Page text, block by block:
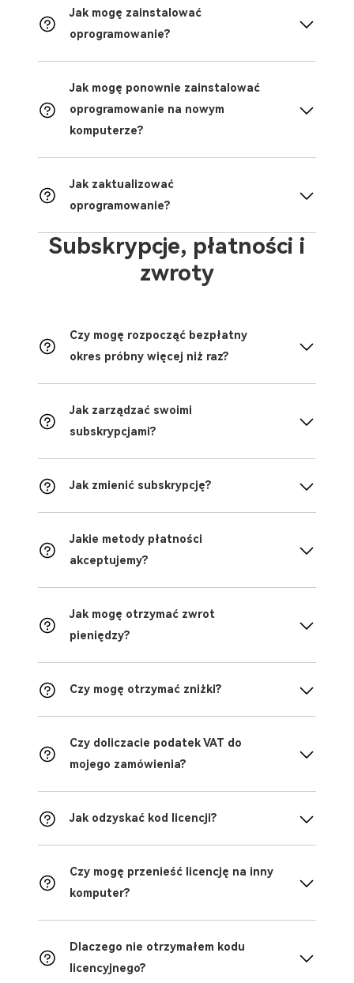
Jak mogę zainstalować
oprogramowanie?
Jak mogę ponownie zainstalować
oprogramowanie na nowym
komputerze?
Jak zaktualizować
oprogramowanie?
Subskrypcje, płatności i
zwroty
Czy mogę rozpocząć bezpłatny
okres próbny więcej niż raz?
Jak zarządzać swoimi
subskrypcjami?
Jak zmienić subskrypcję?
Jakie metody płatności
akceptujemy?
Jak mogę otrzymać zwrot
pieniędzy?
Czy mogę otrzymać zniżki?
Czy doliczacie podatek VAT do
mojego zamówienia?
Jak odzyskać kod licencji?
Czy mogę przenieść licencję na inny
komputer?
Dlaczego nie otrzymałem kodu
licencyjnego?